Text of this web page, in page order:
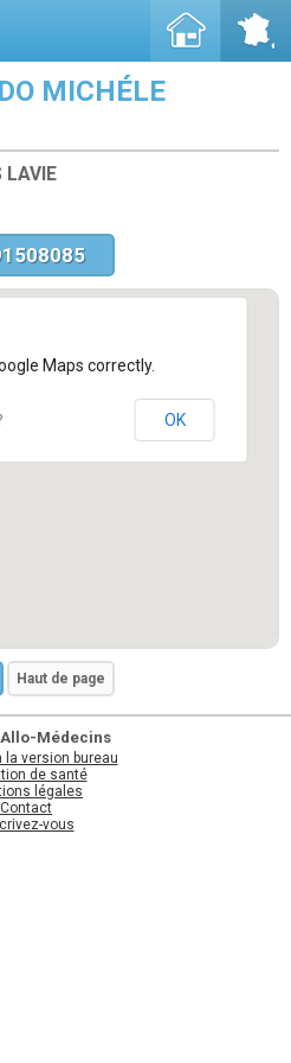
MICHÉLE
LAVIE
Maps correctly.
OK
Haut de page
Médecins
la version bureau
de santé
légales
Contact
vous